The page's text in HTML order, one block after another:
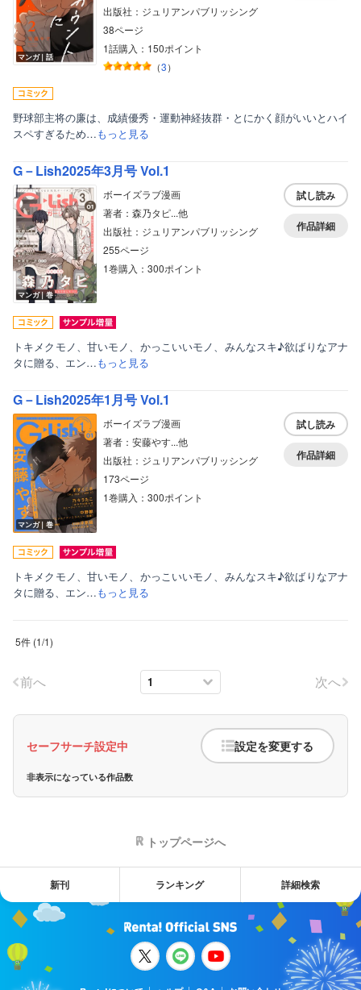
マンガ｜話
出版社：ジュリアンパブリッシング
38ページ
1話購入：150ポイント
（3）
野球部主将の廉は、成績優秀・運動神経抜群・とにかく顔がいいとハイ
スペすぎるため…もっと見る
G－Lish2025年3月号 Vol.1
マンガ｜巻
ボーイズラブ漫画
著者：森乃タピ...他
出版社：ジュリアンパブリッシング
255ページ
1巻購入：300ポイント
試し読み
作品詳細
トキメクモノ、甘いモノ、かっこいいモノ、みんなスキ♪欲ばりなアナ
タに贈る、エン…もっと見る
G－Lish2025年1月号 Vol.1
マンガ｜巻
ボーイズラブ漫画
著者：安藤やす...他
出版社：ジュリアンパブリッシング
173ページ
1巻購入：300ポイント
試し読み
作品詳細
トキメクモノ、甘いモノ、かっこいいモノ、みんなスキ♪欲ばりなアナ
タに贈る、エン…もっと見る
5件 (1/1)
前へ 次へ
セーフサーチ設定中 設定を変更する
非表示になっている作品数
ティーンズラブ
美女・美少女
女性写真集
トップページへ
新刊 ランキング 詳細検索